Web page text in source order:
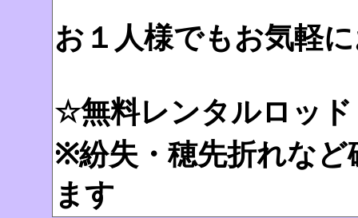
お１人様でもお気軽
☆無料レンタルロッ
※紛失・穂先折れなど
ます